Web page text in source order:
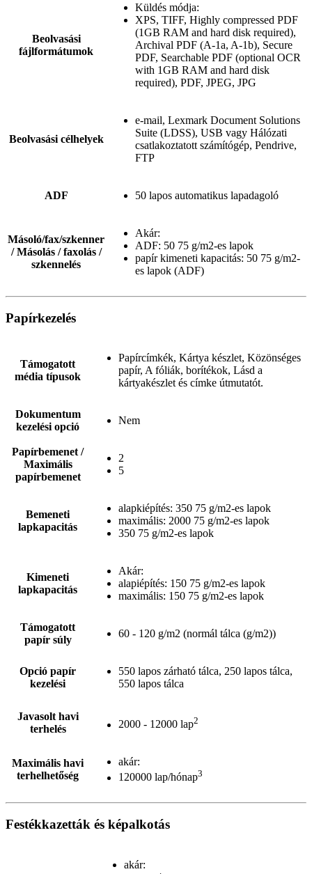
Beolvasási
fájlformátumok
Küldés módja:
XPS, TIFF, Highly compressed PDF
(1GB RAM and hard disk required),
Archival PDF (A-1a, A-1b), Secure
PDF, Searchable PDF (optional OCR
with 1GB RAM and hard disk
required), PDF, JPEG, JPG
Beolvasási célhelyek
e-mail, Lexmark Document Solutions
Suite (LDSS), USB vagy Hálózati
csatlakoztatott számítógép, Pendrive,
FTP
ADF 50 lapos automatikus lapadagoló
Másoló/fax/szkenner
/ Másolás / faxolás /
szkennelés
Akár:
ADF: 50 75 g/m2-es lapok
papír kimeneti kapacitás: 50 75 g/m2-
es lapok (ADF)
Papírkezelés
Támogatott
média típusok
Papírcímkék, Kártya készlet, Közönséges
papír, A fóliák, borítékok, Lásd a
kártyakészlet és címke útmutatót.
Dokumentum
kezelési opció
Nem
Papírbemenet /
Maximális
papírbemenet
2
5
Bemeneti
lapkapacitás
alapkiépítés: 350 75 g/m2-es lapok
maximális: 2000 75 g/m2-es lapok
350 75 g/m2-es lapok
Kimeneti
lapkapacitás
Akár:
alapiépítés: 150 75 g/m2-es lapok
maximális: 150 75 g/m2-es lapok
Támogatott
papír súly
60 - 120 g/m2 (normál tálca (g/m2))
Opció papír
kezelési
550 lapos zárható tálca, 250 lapos tálca,
550 lapos tálca
Javasolt havi
terhelés
2000 - 12000 lap2
Maximális havi
terhelhetőség
akár:
120000 lap/hónap3
Festékkazetták és képalkotás
akár: